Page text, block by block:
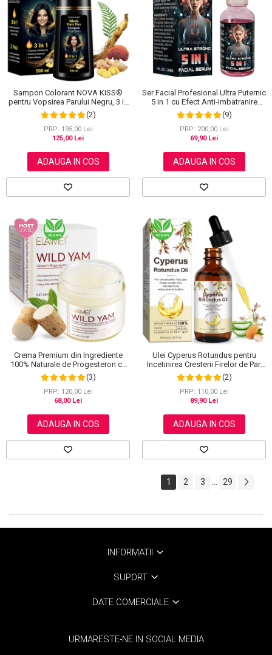
Sampon Colorant NOVA KISS®
pentru Vopsirea Parului Negru, 3 in
1, Acoperire Fire Albe, 500 ml
(2)
PRP: 195,00 Lei
125,00 Lei
ADAUGA IN COS
Ser Facial Profesional Ultra Puternic
5 in 1 cu Efect Anti-Imbatranire
NOVA KISS®, 30 ml
(9)
PRP: 200,00 Lei
69,90 Lei
ADAUGA IN COS
Crema Premium din Ingrediente
100% Naturale de Progesteron ce
amelioreaza Menstruatia sau
Menopauza, Elaimei 60 g
(3)
PRP: 120,00 Lei
68,00 Lei
ADAUGA IN COS
Ulei Cyperus Rotundus pentru
Incetinirea Cresterii Firelor de Par,
Formula 100% Naturala, NOVA
KISS®, 60 ml
(2)
PRP: 110,00 Lei
89,90 Lei
ADAUGA IN COS
1 2 3 ... 29
INFORMATII
SUPORT
DATE COMERCIALE
URMARESTE-NE IN SOCIAL MEDIA